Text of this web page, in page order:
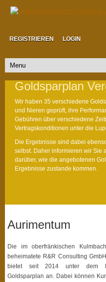
REGISTRIEREN LOGIN
Goldsparplan
Wir haben 35 verschiedene
und Nieren geprüft, ihre
Gebühren über verschiedene
Vertragskonditionen unter die
Die Ergebnisse sind dabei
selbst. Daher informieren wir Sie
darüber, wie die angebotenen
Ergebnisse zustande kommen.
Aurimentum
Die im oberfränkischen Kulmbach
beheimatete R&R Consulting GmbH
bietet seit 2014 unter dem
Goldsparplan an. Dabei können